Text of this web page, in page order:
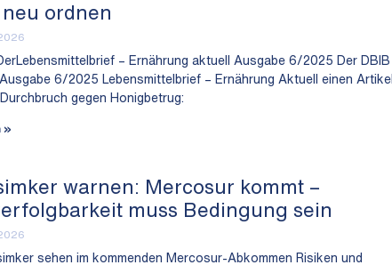
ordnen
– Ernährung aktuell Ausgabe 6/2025 Der DBIB
6/2025 Lebensmittelbrief – Ernährung Aktuell einen Artikel
gegen Honigbetrug:
»
warnen: Mercosur kommt –
muss Bedingung sein
sehen im kommenden Mercosur-Abkommen Risiken und